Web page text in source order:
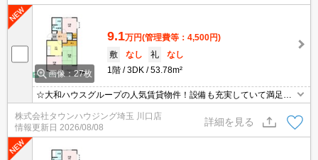
画像：27枚
9.1万円(管理費等：4,500円)
敷
なし 礼
なし
1階
3DK 53.78m²
☆大和ハウスグループの人気賃貸物件！設備も充実していて満足度
の高い物件です！毎月の家賃の支払いをクレジット決済出来る場合
がございます！
株式会社タウンハウジング埼玉 川口店
情報更新日 2026/08/08
詳細を見る